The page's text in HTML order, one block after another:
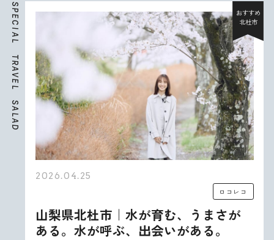
S
P
E
C
I
A
L
T
R
A
V
E
L
S
A
L
A
D
おすすめ
北杜市
2026.04.25
ロコレコ
山梨県北杜市｜水が育む、うまさが
ある。水が呼ぶ、出会いがある。